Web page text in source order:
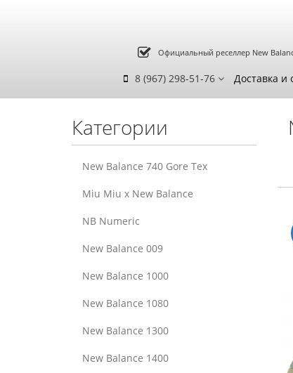
Официальный реселлер New
8 (967) 298-51-76 Доставка и
Категории
New Balance 740 Gore Tex
Miu Miu x New Balance
NB Numeric
New Balance 009
New Balance 1000
New Balance 1080
New Balance 1300
New Balance 1400